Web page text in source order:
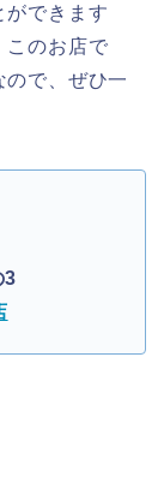
ができます
このお店で
ので、ぜひ一
3